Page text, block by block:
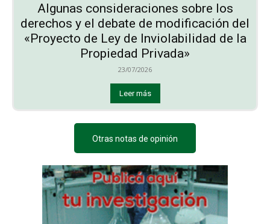
Algunas consideraciones sobre los
derechos y el debate de modificación del
«Proyecto de Ley de Inviolabilidad de la
Propiedad Privada»
23/07/2026
Leer más
Otras notas de opinión